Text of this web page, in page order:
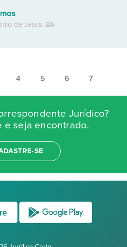
de Jesus, BA
4 5 6 7
Jurídico?
e seja encontrado.
SE